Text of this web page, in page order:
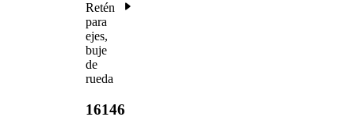
Retén
para
ejes,
buje
de
rueda
16146